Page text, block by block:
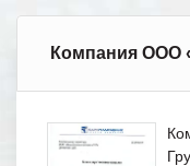
Компания ООО